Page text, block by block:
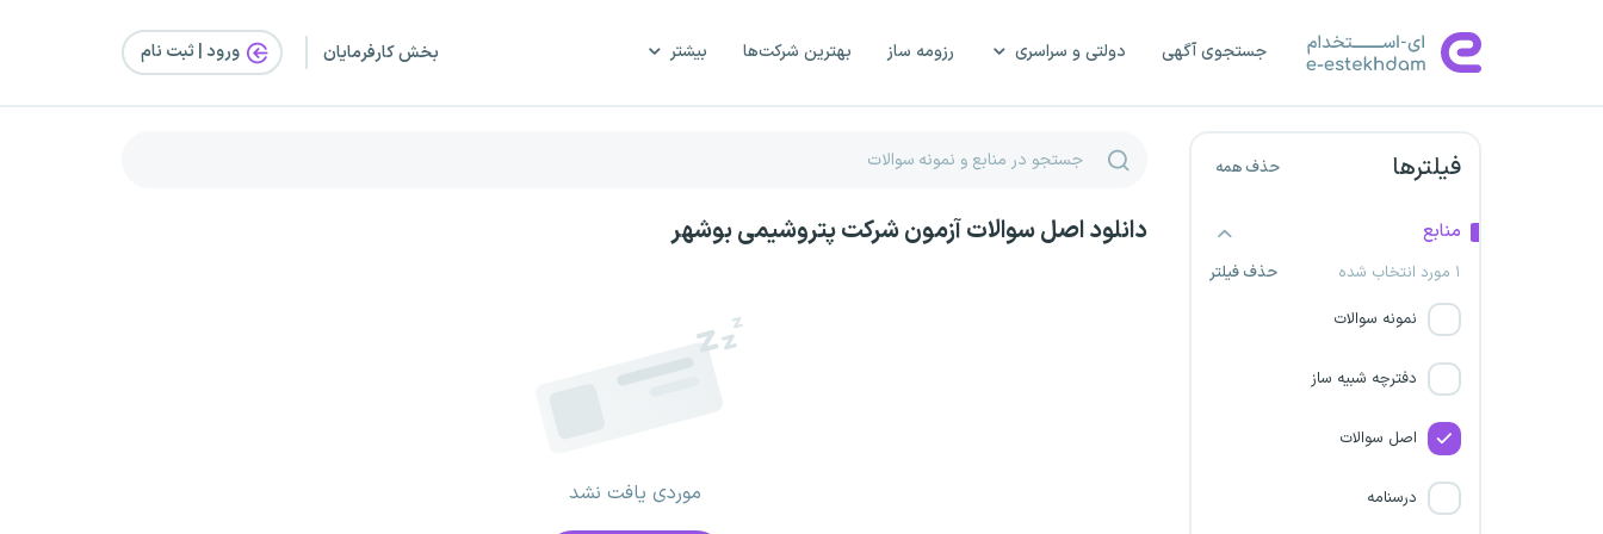
جستجوی آگهی دولتی و سراسری رزومه ساز بهترین شرکت‌ها بیشتر بخش کارفرمایان ورود | ثبت‌ نام
فیلترها حذف همه
منابع
۱ مورد انتخاب شده
حذف فیلتر
نمونه سوالات
دفترچه شبیه ساز
اصل سوالات
درسنامه
تندگویان
امام خمینی
دانلود اصل سوالات آزمون شرکت پتروشیمی بوشهر
موردی یافت نشد